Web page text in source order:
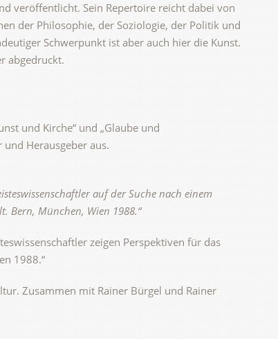
veröffentlicht. Sein Repertoire reicht dabei von
der Philosophie, der Soziologie, der Politik und
Schwerpunkt ist aber auch hier die Kunst.
abgedruckt.
und Kirche“ und „Glaube und
Herausgeber aus.
auf der Suche nach einem
Bern, München, Wien 1988.“
zeigen Perspektiven für das
1988.“
Zusammen mit Rainer Bürgel und Rainer